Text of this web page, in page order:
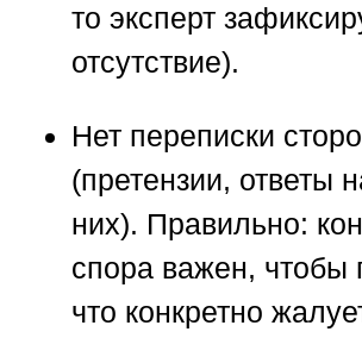
то эксперт
отсутствие).
Нет переписки
(претензии, ответы
них). Правильно:
спора важен, чтобы
что конкретно